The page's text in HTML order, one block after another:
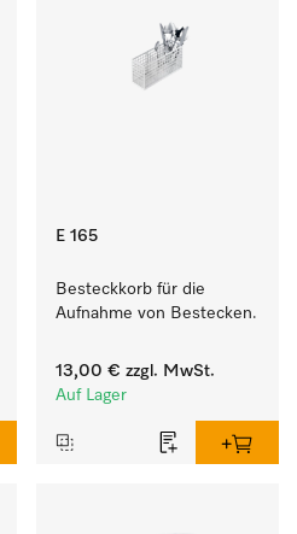
E 165
Besteckkorb für die
Aufnahme von Bestecken.
13,00 € zzgl. MwSt.
Auf Lager